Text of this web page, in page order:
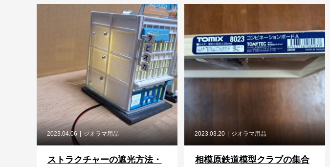
2023.04.06 ジオラマ用品
ストラクチャーの遮光方法・
2023.03.20 ジオラマ用品
相模原鉄道模型クラブの集合